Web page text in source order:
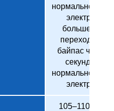
нормальной
электросети
больше
переход ИБП
байпас через
секунды при
нормальной
электросети
105–110%: